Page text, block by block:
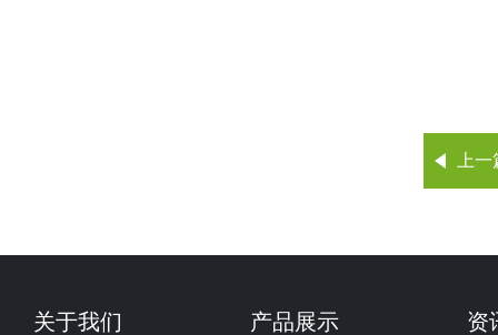
上
关于我们 产品展示 资